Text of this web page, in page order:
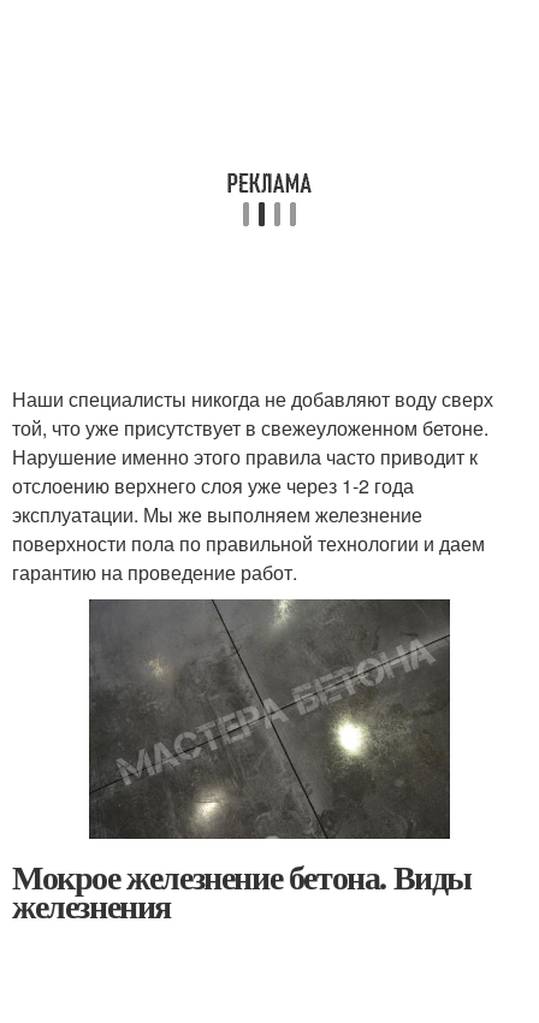
Наши специалисты никогда не добавляют воду сверх
той, что уже присутствует в свежеуложенном бетоне.
Нарушение именно этого правила часто приводит к
отслоению верхнего слоя уже через 1-2 года
эксплуатации. Мы же выполняем железнение
поверхности пола по правильной технологии и даем
гарантию на проведение работ.
Мокрое железнение бетона. Виды
железнения